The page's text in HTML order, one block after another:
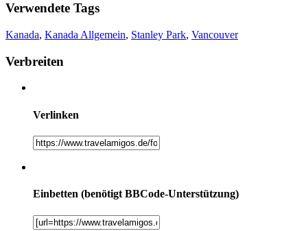
Verwendete Tags
Kanada, Kanada Allgemein, Stanley Park, Vancouver
Verbreiten
Verlinken
Einbetten (benötigt BBCode-Unterstützung)